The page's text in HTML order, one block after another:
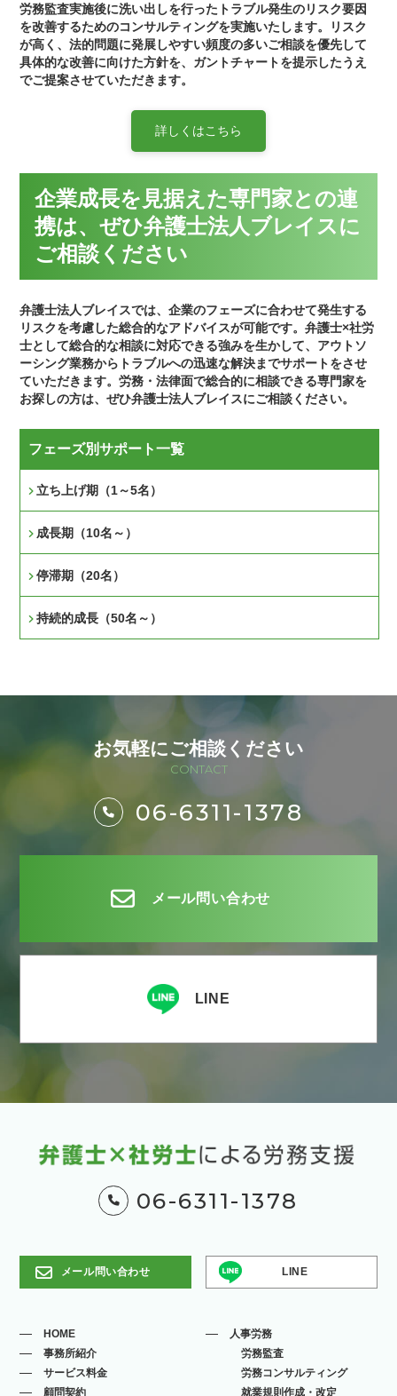
労務監査実施後に洗い出しを行ったトラブル発生のリスク要因
を改善するためのコンサルティングを実施いたします。リスク
が高く、法的問題に発展しやすい頻度の多いご相談を優先して
具体的な改善に向けた方針を、ガントチャートを提示したうえ
でご提案させていただきます。
詳しくはこちら
企業成長を見据えた専門家との連
携は、ぜひ弁護士法人ブレイスに
ご相談ください
弁護士法人ブレイスでは、企業のフェーズに合わせて発生する
リスクを考慮した総合的なアドバイスが可能です。弁護士×社労
士として総合的な相談に対応できる強みを生かして、アウトソ
ーシング業務からトラブルへの迅速な解決までサポートをさせ
ていただきます。労務・法律面で総合的に相談できる専門家を
お探しの方は、ぜひ弁護士法人ブレイスにご相談ください。
フェーズ別サポート一覧
立ち上げ期（1～5名）
成長期（10名～）
停滞期（20名）
持続的成長（50名～）
お気軽にご相談ください
CONTACT
06-6311-1378
メール問い合わせ
LINE
06-6311-1378
メール問い合わせ LINE
HOME
事務所紹介
サービス料金
顧問契約
人事労務
労務監査
労務コンサルティング
就業規則作成・改定